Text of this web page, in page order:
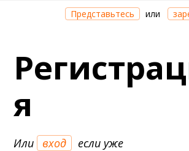
Через 2 дня 9 часов 28 минут
Валенсия — Ньюкасл
Валенсия — Сельта
25 августа (вт) в 21:00 (исп)
30 августа (вс) в 19:30 (исп)
Представьтесь или
я
Или вход если уже